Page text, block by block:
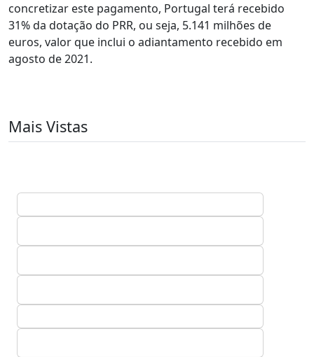
concretizar este pagamento, Portugal terá recebido
31% da dotação do PRR, ou seja, 5.141 milhões de
euros, valor que inclui o adiantamento recebido em
agosto de 2021.
Mais Vistas